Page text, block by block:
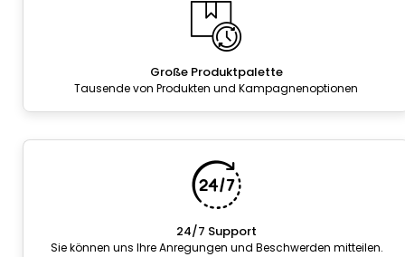
Große Produktpalette
Tausende von Produkten und Kampagnenoptionen
24/7 Support
Sie können uns Ihre Anregungen und Beschwerden mitteilen.